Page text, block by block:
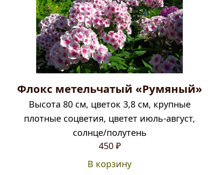
Флокс метельчатый «Румяный»
Высота 80 см, цветок 3,8 см, крупные
плотные соцветия, цветет июль-август,
солнце/полутень
450 ₽
В корзину